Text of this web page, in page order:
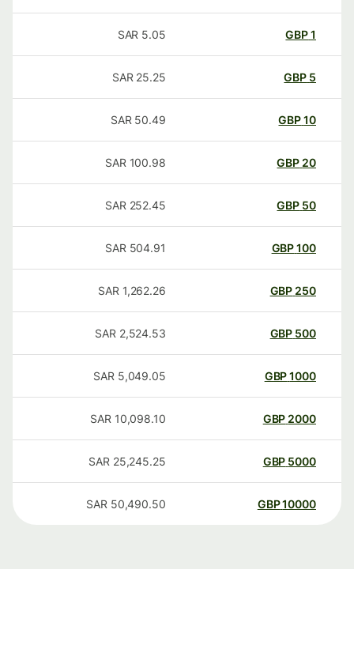
GBP
5.05
SAR
GBP
25.25
SAR
GBP
50.49
SAR
20
GBP
100.98
SAR
50
GBP
252.45
SAR
100
GBP
504.91
SAR
250
GBP
1,262.26
SAR
500
GBP
2,524.53
SAR
1000
GBP
5,049.05
SAR
2000
GBP
10,098.10
SAR
5000
GBP
25,245.25
SAR
10000
GBP
50,490.50
SAR